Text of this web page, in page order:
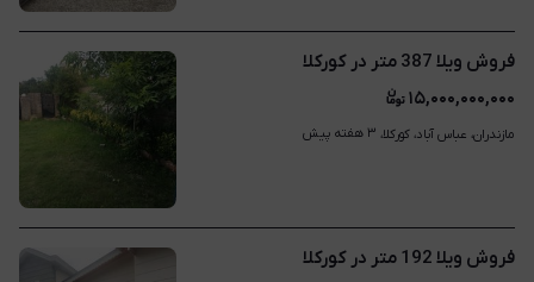
فروش ویلا 387 متر در کورکلا
۱۵,۰۰۰,۰۰۰,۰۰۰
مازندران، عباس آباد، کورکلا، ۳ هفته پیش
فروش ویلا 192 متر در کورکلا